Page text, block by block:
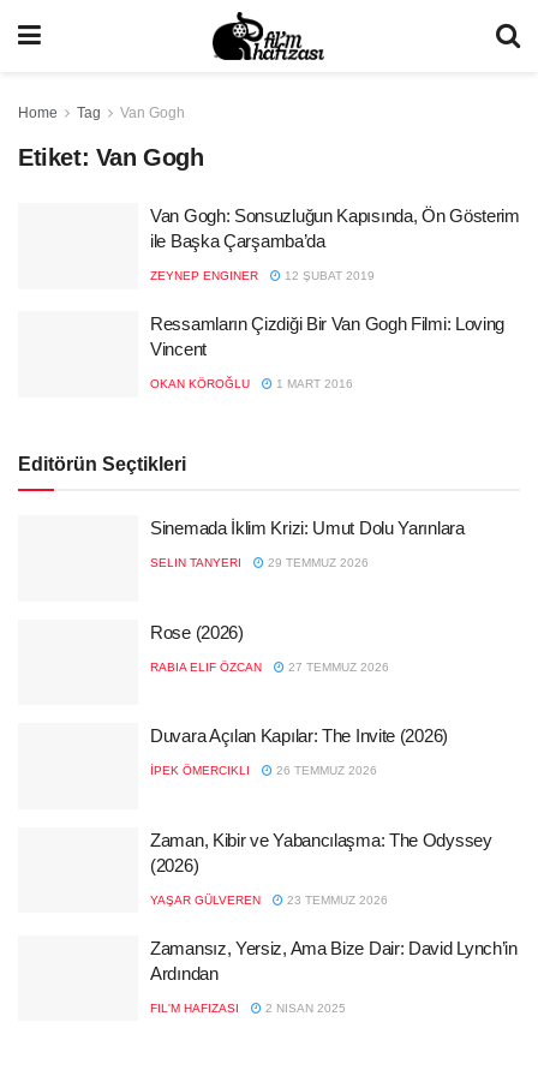
Home Tag Van Gogh
Etiket: Van Gogh
Van Gogh: Sonsuzluğun Kapısında, Ön Gösterim
ile Başka Çarşamba’da
ZEYNEP ENGINER 12 ŞUBAT 2019
Ressamların Çizdiği Bir Van Gogh Filmi: Loving
Vincent
OKAN KÖROĞLU 1 MART 2016
Editörün Seçtikleri
Sinemada İklim Krizi: Umut Dolu Yarınlara
SELIN TANYERI 29 TEMMUZ 2026
Rose (2026)
RABIA ELIF ÖZCAN 27 TEMMUZ 2026
Duvara Açılan Kapılar: The Invite (2026)
İPEK ÖMERCIKLI 26 TEMMUZ 2026
Zaman, Kibir ve Yabancılaşma: The Odyssey
(2026)
YAŞAR GÜLVEREN 23 TEMMUZ 2026
Zamansız, Yersiz, Ama Bize Dair: David Lynch’in
Ardından
FIL'M HAFIZASI 2 NISAN 2025